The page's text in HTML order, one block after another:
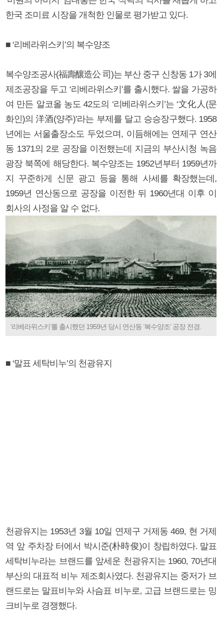
한국 조미료 시장을 개척한 인물로 평가받고 있다.
■ ‘리베라위스키’의 복수양조
복수양조공사(福壽釀造公 司)는 부산 중구 신창동 1가 3에
제조공장을 두고 ‘리베라위스키’를 출시했다. 쌀을 가공하
여 만든 알코올 농도 42도의 ‘리베라위스키’는 ‘文化人(문
화인)의 洋酒(양주)’라는 부제를 달고 승승장구했다. 1958
년에는 서울출장소도 두었으며, 이듬해에는 연제구 연산
동 1371의 2로 공장을 이전했는데 지금의 부산시청 녹음
광장 북쪽에 해당한다. 복수양조는 1952년부터 1959년까
지 꾸준하게 신문 광고 등을 통해 사세를 확장했는데,
1959년 연산동으로 공장을 이전한 뒤 1960년대 이후 이
회사의 사정을 알 수 없다.
‘리베라위스키’를 출시했던 1959년 당시 연산동 ‘복수양조’ 공장 전경.
■ ‘말표 세탁비누’의 천광유지
천광유지는 1953년 3월 10일 연제구 거제동 469, 현 거제
역 앞 주차장 터에서 박시준(朴時俊)이 창립하였다. 말표
세탁비누라는 브랜드를 앞세운 천광유지는 1960, 70년대
부산의 대표적 비누 제조회사였다. 천광유지는 중저가 브
랜드로는 말표비누와 사슴표 비누로, 고급 브랜드로는 밍
크비누로 경쟁했다.